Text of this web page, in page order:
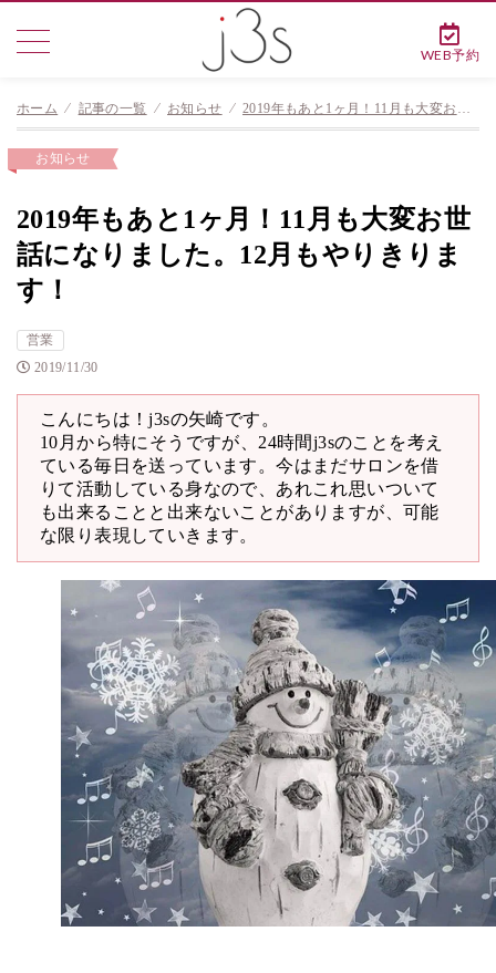
WEB予約
ホーム ⁄ 記事の一覧 ⁄ お知らせ ⁄ 2019年もあと1ヶ月！11月も大変お世話になりました。12月もやりきります！
お知らせ
2019年もあと1ヶ月！11月も大変お世
話になりました。12月もやりきりま
す！
営業
2019/11/30
こんにちは！j3sの矢崎です。
10月から特にそうですが、24時間j3sのことを考え
ている毎日を送っています。今はまだサロンを借
りて活動している身なので、あれこれ思いついて
も出来ることと出来ないことがありますが、可能
な限り表現していきます。